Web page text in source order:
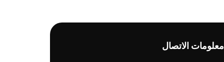
معلومات الاتصال